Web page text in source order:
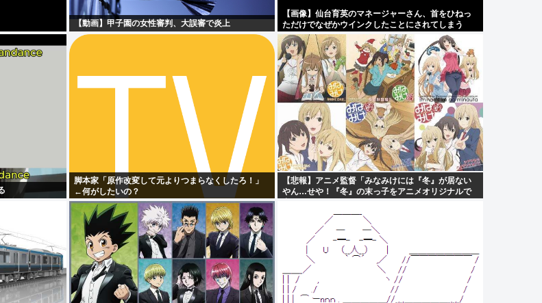
【動画】甲子園の女性審判、大誤審で炎上
【画像】仙台育英のマネージャーさん、首をひねっ
ただけでなぜかウインクしたことにされてしまう
www
脚本家「原作改変して元よりつまらなくしたろ！」
←何がしたいの？
【悲報】アニメ監督「みなみけには『冬』が居ない
やん…せや！『冬』の末っ子をアニメオリジナルで